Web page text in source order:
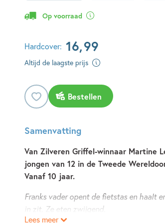
Op voorraad
Hardcover: 16,99
Altijd de laagste prijs
Bestellen
Samenvatting
Van Zilveren Griffel-winnaar Martine
jongen van 12 in de Tweede
Vanaf 10 jaar.
Franks vader opent de fietstas en haalt
in zit. Ze eten zwijgend.
Lees meer